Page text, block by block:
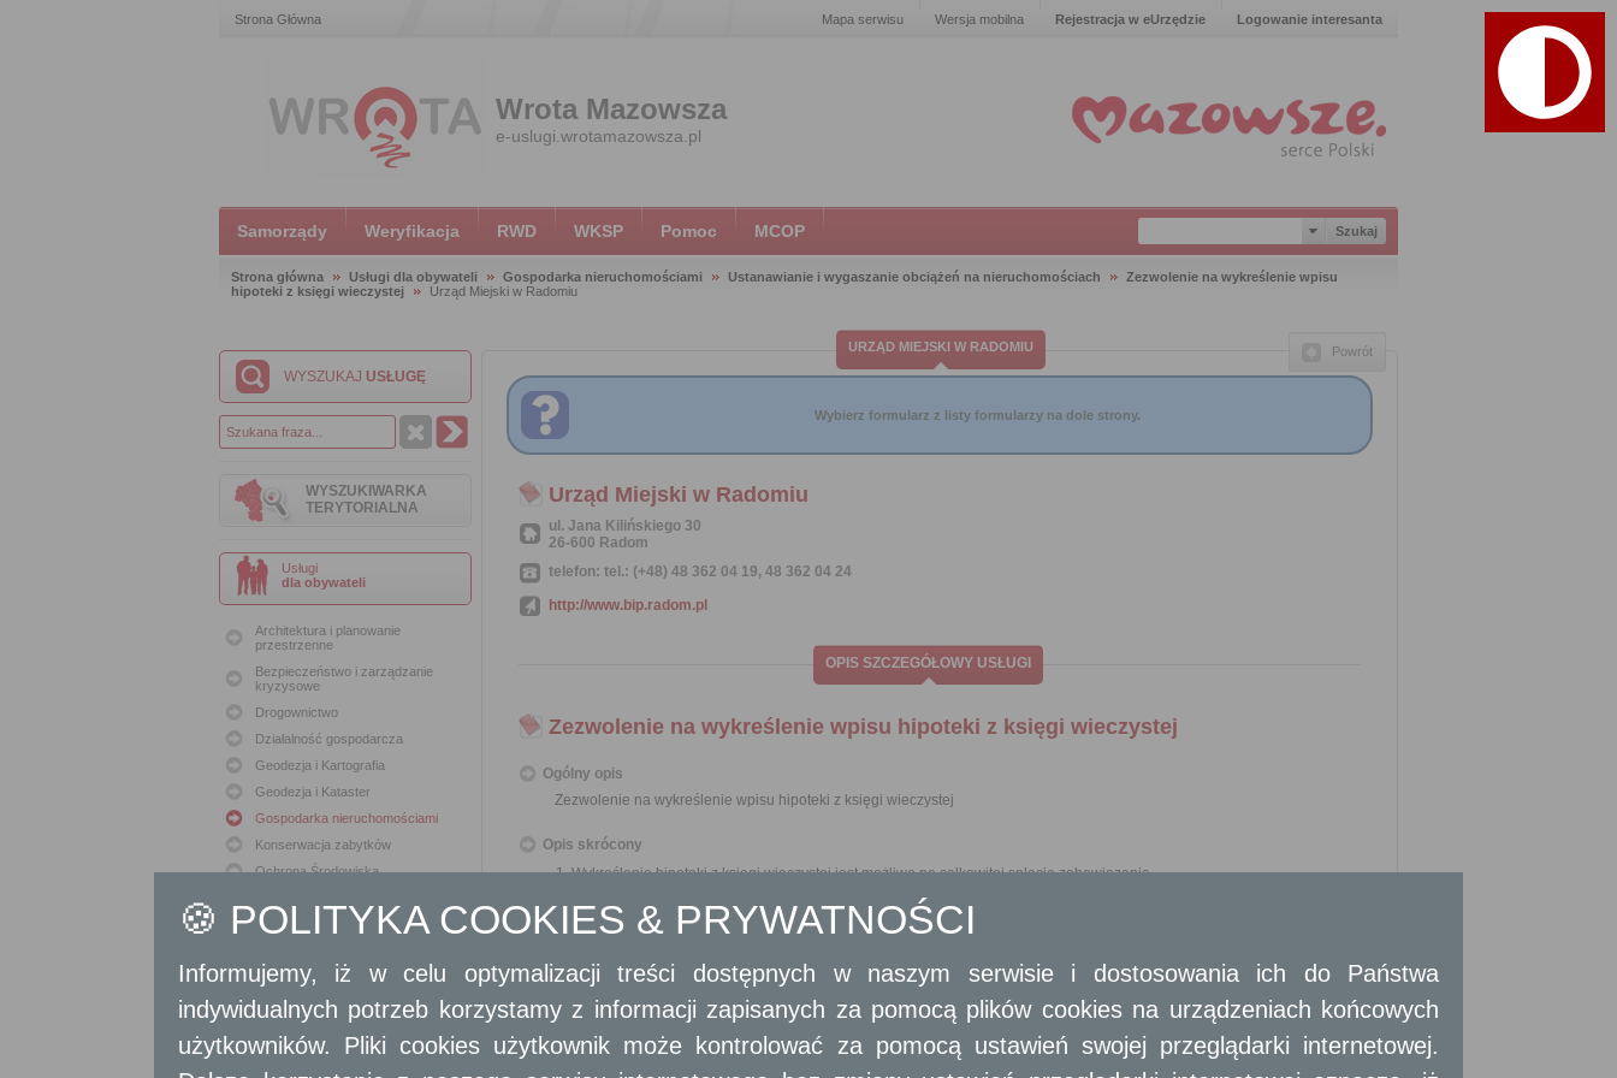
Strona Główna Mapa serwisu Wersja mobilna Rejestracja w eUrzędzie Logowanie interesanta
Wrota Mazowsza
e-uslugi.wrotamazowsza.pl
Samorządy Weryfikacja RWD WKSP Pomoc MCOP
Strona główna Usługi dla obywateli Gospodarka nieruchomościami Ustanawianie i wygaszanie obciążeń na nieruchomościach
Zezwolenie na wykreślenie wpisu
hipoteki z księgi wieczystej
Urząd Miejski w Radomiu
WYSZUKAJ USŁUGĘ
WYSZUKIWARKA
TERYTORIALNA
Usługi
dla obywateli
Architektura i planowanie
przestrzenne
Bezpieczeństwo i zarządzanie
kryzysowe
Drogownictwo
Działalność gospodarcza
Geodezja i Kartografia
Geodezja i Kataster
Gospodarka nieruchomościami
Konserwacja zabytków
Ochrona Środowiska
Podatki i opłaty lokalne
Polityka społeczna
Skargi i wnioski
Sprawy komunalne
URZĄD MIEJSKI W RADOMIU Powrót
Wybierz formularz z listy formularzy na dole strony.
Urząd Miejski w Radomiu
ul. Jana Kilińskiego 30
26-600 Radom
telefon: tel.: (+48) 48 362 04 19, 48 362 04 24
http://www.bip.radom.pl
OPIS SZCZEGÓŁOWY USŁUGI
Zezwolenie na wykreślenie wpisu hipoteki z księgi wieczystej
Ogólny opis
Zezwolenie na wykreślenie wpisu hipoteki z księgi wieczystej
Opis skrócony
Wykreślenie hipoteki z księgi wieczystej jest możliwe po całkowitej spłacie zobowiązania.
Zezwolenie na wykreślenie wpisu hipoteki z księgi wieczystej wydawane jest na wniosek zainteresowanego.
Wniosek o wydanie zezwolenia na wykreślenie hipoteki.
W wypadku soób prowadzących działalność gospodarczą - zaświadczenie o wpisie tej działalności, a w wypadku osób
prawnych wypis z KRS.
Dokument potwierdzający spłatę hipoteki (oryginał).
Aktualny odpis z księgi wieczystej (oryginał).
🍪 POLITYKA COOKIES & PRYWATNOŚCI
Informujemy, iż w celu optymalizacji treści dostępnych w naszym serwisie i dostosowania ich do Państwa
indywidualnych potrzeb korzystamy z informacji zapisanych za pomocą plików cookies na urządzeniach końcowych
użytkowników. Pliki cookies użytkownik może kontrolować za pomocą ustawień swojej przeglądarki internetowej.